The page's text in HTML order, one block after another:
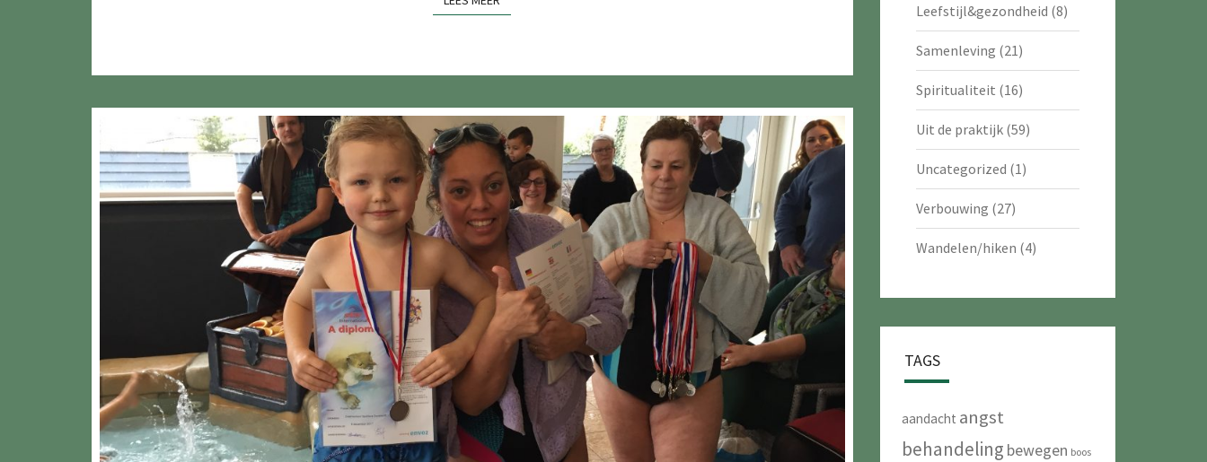
Leefstijl&gezondheid (8)
Samenleving (21)
Spiritualiteit (16)
Uit de praktijk(59)
Uncategorized (1)
Verbouwing (27)
Wandelen/hiken (4)
TAGS
aandacht angst
behandeling bewegen boos